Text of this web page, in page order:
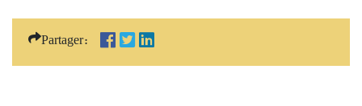
Partager: